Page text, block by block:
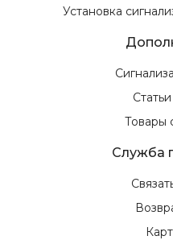
Установка
Товары
Служба